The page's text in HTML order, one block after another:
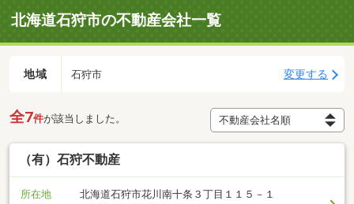
北海道石狩市の不動産会社一覧
地域 石狩市 変更する
全7件が該当しました。
（有）石狩不動産
所在地
北海道石狩市花川南十条３丁目１１５－１